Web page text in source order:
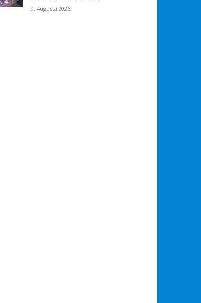
9. Augusta 2026.